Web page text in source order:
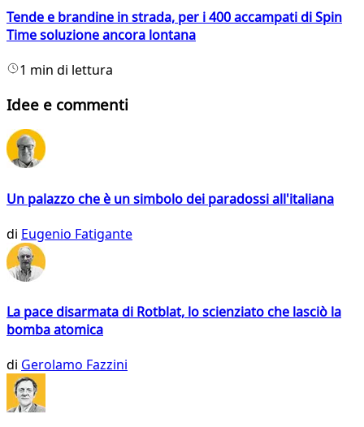
Tende e brandine in strada, per i 400 accampati di Spin
Time soluzione ancora lontana
1 min di lettura
Idee e commenti
Un palazzo che è un simbolo dei paradossi all'italiana
di Eugenio Fatigante
La pace disarmata di Rotblat, lo scienziato che lasciò la
bomba atomica
di Gerolamo Fazzini